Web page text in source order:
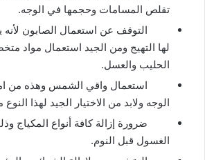
تقلص المسامات وحجمها في الوجه.
التوقف عن استعمال الصابون
لها التهيج ومن الجيد استعمال مواد
الحليب والعسل.
استعمال واقي الشمس وهذه من
الوجه ولابد من الاختيار الجيد لهذا
ضرورة إزالة كافة أنواع المكياج
الغسول قبل النوم.